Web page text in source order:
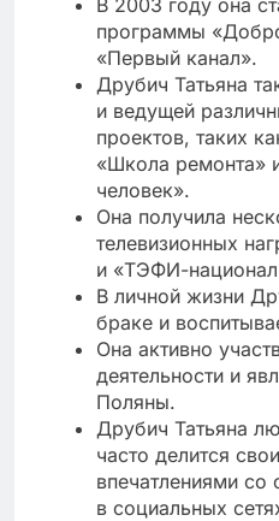
программы
«Первый канал».
Друбич Татьяна
и ведущей
проектов, таких
«Школа ремонта»
человек».
Она получила
телевизионных
и «ТЭФИ-
В личной жизни
браке и
Она активно
деятельности и
Поляны.
Друбич Татьяна
часто делится
впечатлениями
в социальных